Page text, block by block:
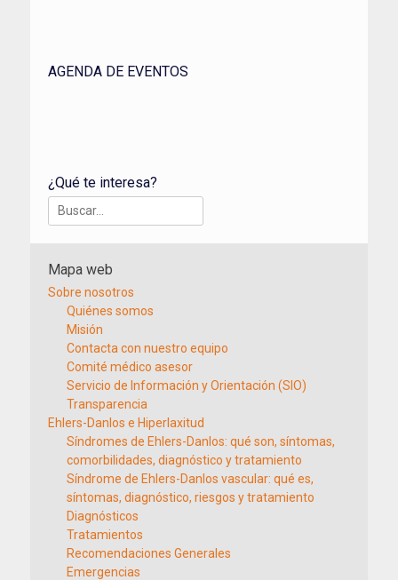
AGENDA DE EVENTOS
¿Qué te interesa?
Buscar:
Mapa web
Sobre nosotros
Quiénes somos
Misión
Contacta con nuestro equipo
Comité médico asesor
Servicio de Información y Orientación (SIO)
Transparencia
Ehlers-Danlos e Hiperlaxitud
Síndromes de Ehlers-Danlos: qué son, síntomas,
comorbilidades, diagnóstico y tratamiento
Síndrome de Ehlers-Danlos vascular: qué es,
síntomas, diagnóstico, riesgos y tratamiento
Diagnósticos
Tratamientos
Recomendaciones Generales
Emergencias